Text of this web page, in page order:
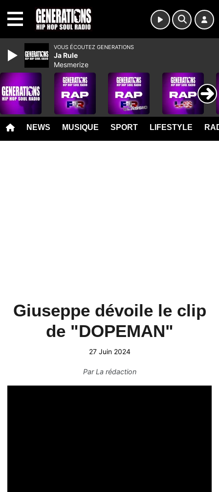
NEWS MUSIQUE SPORT LIFESTYLE
Giuseppe dévoile le clip
de "DOPEMAN"
27 Juin 2024
ParLa rédaction
VOUS ÉCOUTEZ GENERATIONS
Ja Rule
Mesmerize